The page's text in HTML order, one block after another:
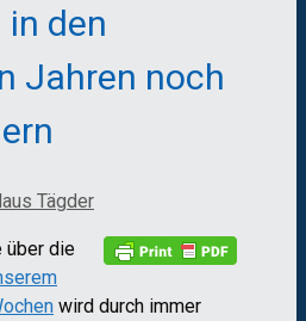
den
Jahren noch
Tägder
über die
wird durch immer